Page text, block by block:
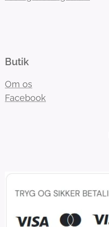
Butik
Om os
Facebook